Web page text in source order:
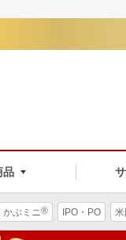
品
かぶミニ® IPO・PO